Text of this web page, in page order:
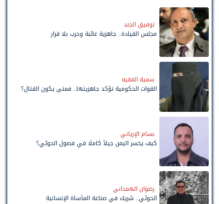
توفيق الجند
مجلس القيادة.. جاهزية غائبة وحرب بلا قرار
سمية الفقيه
القوات الحكومية تؤكد جاهزيتها.. فمتى يكون القتال؟
بسام الإرياني
كيف يخسر اليمن جيلاً كاملًا في فصول الحوثي؟
رضوان الهمداني
الحوثي.. شريك في صناعة المأساة الإنسانية